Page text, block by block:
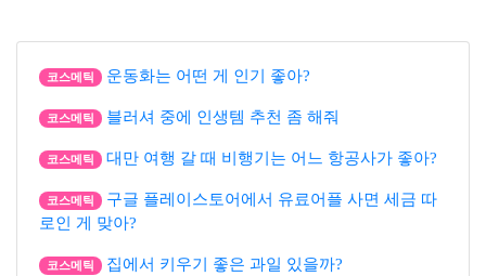
코스메틱 운동화는 어떤 게 인기 좋아?
코스메틱 블러셔 중에 인생템 추천 좀 해줘
코스메틱 대만 여행 갈 때 비행기는 어느 항공사가 좋아?
코스메틱
구글 플레이스토어에서 유료어플 사면 세금 따
로인 게 맞아?
코스메틱 집에서 키우기 좋은 과일 있을까?